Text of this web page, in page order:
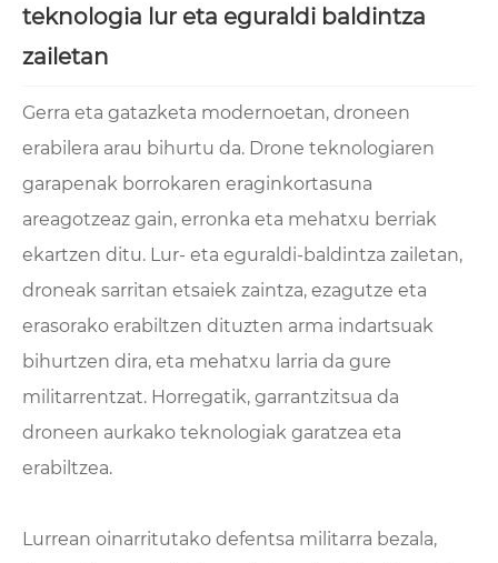
teknologia lur eta eguraldi baldintza
zailetan
Gerra eta gatazketa modernoetan, droneen
erabilera arau bihurtu da. Drone teknologiaren
garapenak borrokaren eraginkortasuna
areagotzeaz gain, erronka eta mehatxu berriak
ekartzen ditu. Lur- eta eguraldi-baldintza zailetan,
droneak sarritan etsaiek zaintza, ezagutze eta
erasorako erabiltzen dituzten arma indartsuak
bihurtzen dira, eta mehatxu larria da gure
militarrentzat. Horregatik, garrantzitsua da
droneen aurkako teknologiak garatzea eta
erabiltzea.
Lurrean oinarritutako defentsa militarra bezala,